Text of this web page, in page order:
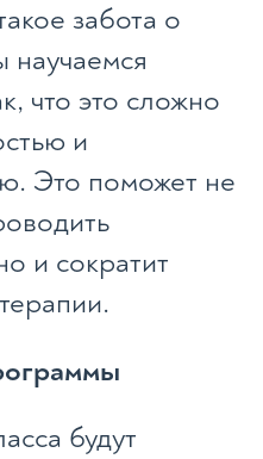
забота о
научаемся
что это сложно
и
Это поможет не
и сократит
будут